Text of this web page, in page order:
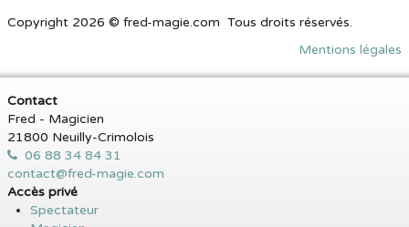
Copyright 2026 © fred-magie.com Tous droits réservés.
Mentions légales
Contact
Fred - Magicien
21800 Neuilly-Crimolois
06 88 34 84 31
contact@fred-magie.com
Accès privé
Spectateur